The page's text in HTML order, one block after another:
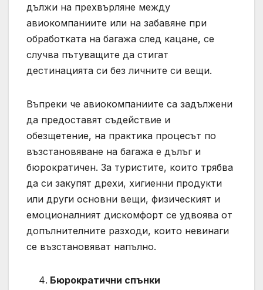
дължи на прехвърляне между
авиокомпаниите или на забавяне при
обработката на багажа след кацане, се
случва пътуващите да стигат
дестинацията си без личните си вещи.
Въпреки че авиокомпаниите са задължени
да предоставят съдействие и
обезщетение, на практика процесът по
възстановяване на багажа е дълъг и
бюрократичен. За туристите, които трябва
да си закупят дрехи, хигиенни продукти
или други основни вещи, физическият и
емоционалният дискомфорт се удвоява от
допълнителните разходи, които невинаги
се възстановяват напълно.
Бюрократични спънки